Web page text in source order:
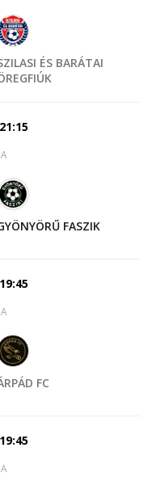
ÉS BARÁTAI
21:15
FASZIK
19:45
FC
19:45